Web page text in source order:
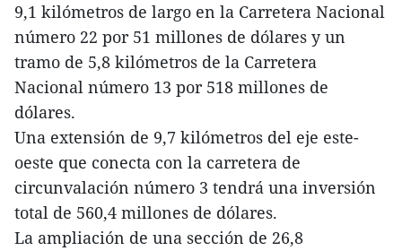
9,1 kilómetros de largo en la Carretera Nacional
número 22 por 51 millones de dólares y un
tramo de 5,8 kilómetros de la Carretera
Nacional número 13 por 518 millones de
dólares.
Una extensión de 9,7 kilómetros del eje este-
oeste que conecta con la carretera de
circunvalación número 3 tendrá una inversión
total de 560,4 millones de dólares.
La ampliación de una sección de 26,8